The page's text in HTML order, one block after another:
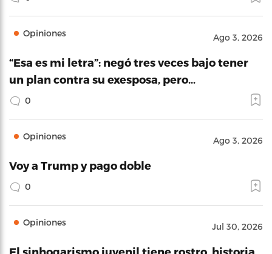
Opiniones Ago 3, 2026
“Esa es mi letra”: negó tres veces bajo tener
un plan contra su exesposa, pero…
0
Opiniones Ago 3, 2026
Voy a Trump y pago doble
0
Opiniones Jul 30, 2026
El sinhogarismo juvenil tiene rostro, historia